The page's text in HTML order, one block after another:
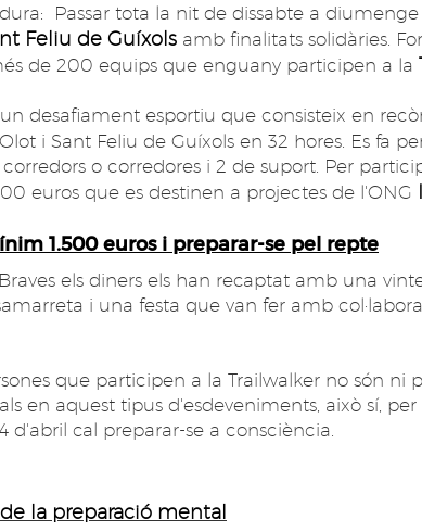
Passar tota la nit de dissabte a
Feliu de Guíxols amb finalitats solidàries.
de 200 equips que enguany participen a la
un desafiament esportiu que consisteix en
i Sant Feliu de Guíxols en 32 hores. Es fa
o corredores i 2 de suport. Per
euros que es destinen a projectes de l'ONG
1.500 euros i preparar-se pel repte
els diners els han recaptat amb una
i una festa que van fer amb
que participen a la Trailwalker no són ni
en aquest tipus d'esdeveniments, això sí,
d'abril cal preparar-se a consciència.
la preparació mental